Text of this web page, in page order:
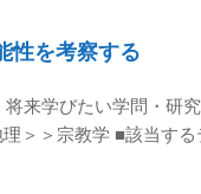
性を考察する
来学びたい学問・研究
理＞＞宗教学 ■該当す